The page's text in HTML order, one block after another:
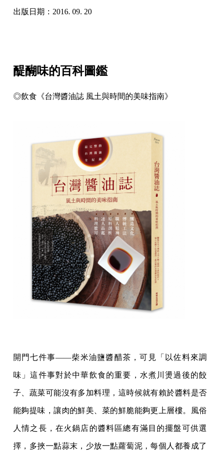
出版日期：2016. 09. 20
醍醐味的百科圖鑑
◎飲食《台灣醬油誌 風土與時間的美味指南》
開門七件事——柴米油鹽醬醋茶，可見「以佐料來調
味」這件事對於中華飲食的重要，水煮川燙過後的餃
子、蔬菜可能沒有多加料理，這時候就有賴於醬料是否
能夠提味，讓肉的鮮美、菜的鮮脆能夠更上層樓。風俗
人情之長，在火鍋店的醬料區總有滿目的擺盤可供選
擇，多挾一點蒜末，少放一點蘿蔔泥，每個人都養成了